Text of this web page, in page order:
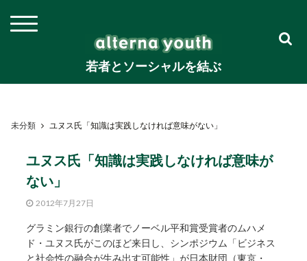
若者とソーシャルを結ぶ
未分類 ユヌス氏「知識は実践しなければ意味がない」
ユヌス氏「知識は実践しなければ意味が
ない」
2012年7月27日
グラミン銀行の創業者でノーベル平和賞受賞者のムハメ
ド・ユヌス氏がこのほど来日し、シンポジウム「ビジネス
と社会性の融合が生み出す可能性」が日本財団（東京・